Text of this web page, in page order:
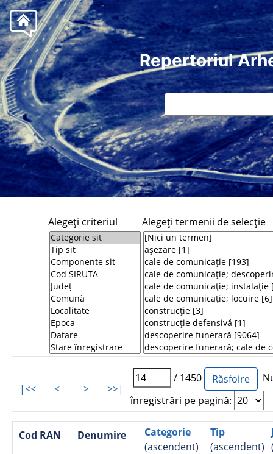
Repertoriul
Alegeţi criteriul Alegeţi termenii de selecţie
|<< < > >>|
/ 1450
înregistrări pe pagină:
Cod RAN Denumire
Categorie
(ascendent)
Tip
(ascendent)